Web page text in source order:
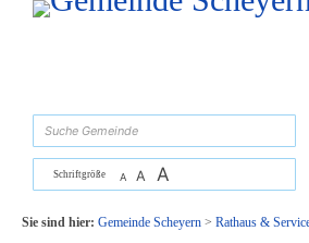
Zum Inhalt, zur Navigationoder zur Startseite
Schriftgröße A A A
Sie sind hier: Gemeinde Scheyern> Rathaus &